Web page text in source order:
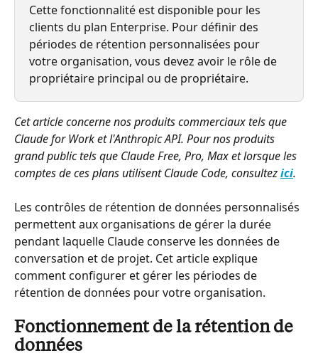
Cette fonctionnalité est disponible pour les
clients du plan Enterprise. Pour définir des
périodes de rétention personnalisées pour
votre organisation, vous devez avoir le rôle de
propriétaire principal ou de propriétaire.
Cet article concerne nos produits commerciaux tels que
Claude for Work et l'Anthropic API. Pour nos produits
grand public tels que Claude Free, Pro, Max et lorsque les
comptes de ces plans utilisent Claude Code, consultez ici.
Les contrôles de rétention de données personnalisés
permettent aux organisations de gérer la durée
pendant laquelle Claude conserve les données de
conversation et de projet. Cet article explique
comment configurer et gérer les périodes de
rétention de données pour votre organisation.
Fonctionnement de la rétention de
données